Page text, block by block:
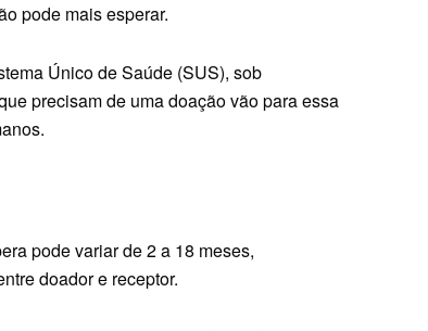
pode mais esperar.
Único de Saúde (SUS), sob
precisam de uma doação vão para essa
pode variar de 2 a 18 meses,
doador e receptor.